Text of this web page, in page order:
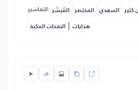
التفاسير: المُيسَّر المختصر السعدي كثير
النفحات المكية | هدايات